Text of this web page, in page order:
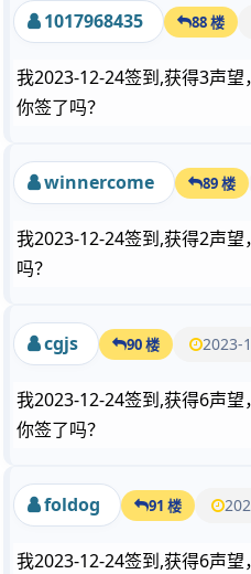
1017968435 88 楼
我2023-12-24签到,获得3声望
你签了吗？
winnercome 89 楼
我2023-12-24签到,获得2声
吗？
cgjs 90 楼 2023-
我2023-12-24签到,获得6声望
你签了吗？
foldog 91 楼
我2023-12-24签到,获得6声